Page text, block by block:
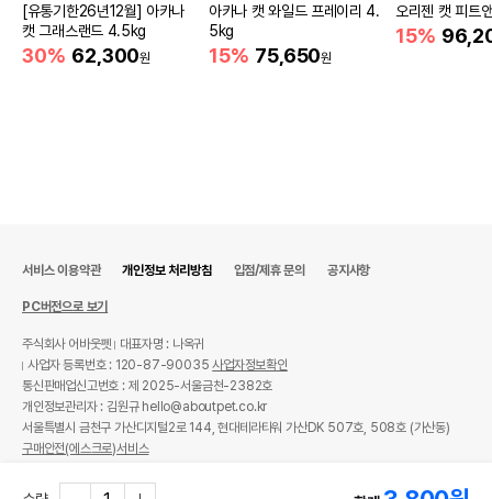
법에 의한 인증,허가 등을
받았음을 확인할수 있는
경우 그에 대한 사항
상세페이지 참고
유통기한
유통기한을 따릅니다.
[유통기한26년12월] 아카나
캣 그래스랜드 4.5kg
30% 62,300원
아카나 캣 와일드 프레이리 4.
5kg
15% 75,650원
오리젠 캣 피트
15%
서비스 이용약관 개인정보 처리방침 입점/제휴 문의 공지사항
PC버전으로 보기
주식회사 어바웃펫
대표자명 : 나옥귀
사업자 등록번호 : 120-87-90035사업자정보확인
통신판매업신고번호 : 제 2025-서울금천-2382호
개인정보관리자 : 김원규 hello@aboutpet.co.kr
서울특별시 금천구 가산디지털2로 144, 현대테라타워 가산DK 507호, 508호 (가산동)
구매안전(에스크로)서비스